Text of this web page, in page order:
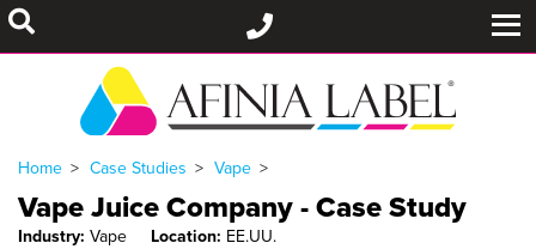
Home Case Studies Vape
Vape Juice Company - Case Study
Industry: Vape Location: EE.UU.